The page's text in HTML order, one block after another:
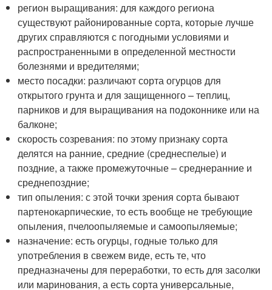
регион выращивания: для каждого региона
существуют районированные сорта, которые лучше
других справляются с погодными условиями и
распространенными в определенной местности
болезнями и вредителями;
место посадки: различают сорта огурцов для
открытого грунта и для защищенного – теплиц,
парников и для выращивания на подоконнике или на
балконе;
скорость созревания: по этому признаку сорта
делятся на ранние, средние (среднеспелые) и
поздние, а также промежуточные – среднеранние и
среднепоздние;
тип опыления: с этой точки зрения сорта бывают
партенокарпические, то есть вообще не требующие
опыления, пчелоопыляемые и самоопыляемые;
назначение: есть огурцы, годные только для
употребления в свежем виде, есть те, что
предназначены для переработки, то есть для засолки
или маринования, а есть сорта универсальные,